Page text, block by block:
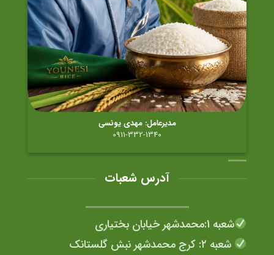
مدیرعامل: مهدی یونسی
0911-332-1340
آدرس شعبات
شعبه 1:محمدشهر خیابان بختیاری
شعبه ۲: کرج محمدشهر نبش گلستانک